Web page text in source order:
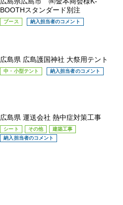
BOOTHスタンダード別注
ブース 納入担当者のコメント
広島県 広島護国神社 大祭用テント
中・小型テント 納入担当者のコメント
広島県 運送会社 熱中症対策工事
シート その他
建築工事
納入担当者のコメント